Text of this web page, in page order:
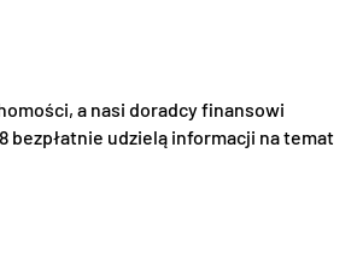
a nasi doradcy finansowi
bezpłatnie udzielą informacji na temat